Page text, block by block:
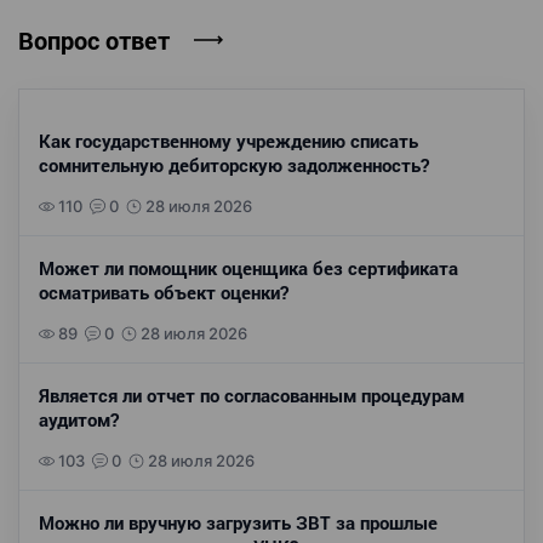
Вопрос ответ
Как государственному учреждению списать
сомнительную дебиторскую задолженность?
110 0 28 июля 2026
Может ли помощник оценщика без сертификата
осматривать объект оценки?
89 0 28 июля 2026
Является ли отчет по согласованным процедурам
аудитом?
103 0 28 июля 2026
Можно ли вручную загрузить ЗВТ за прошлые